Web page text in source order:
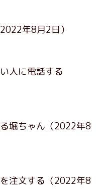
2022年8月2日）
人に電話する
堀ちゃん （2022年8
注文する （2022年8